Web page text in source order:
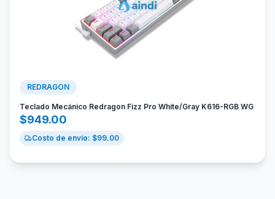
REDRAGON
Teclado Mecánico Redragon Fizz Pro White/Gray K616-RGB WG
$949.00
Costo de envío: $99.00